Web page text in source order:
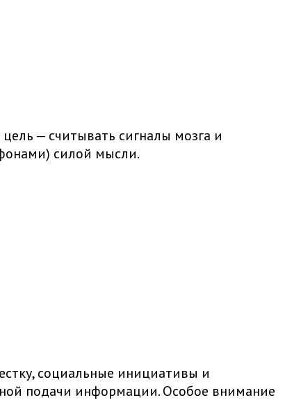
— считывать сигналы мозга и
силой мысли.
социальные инициативы и
подачи информации. Особое внимание